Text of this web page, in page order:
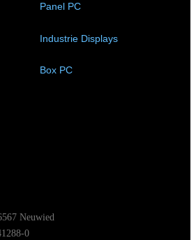
Panel PC
Industrie Displays
Box PC
Neuwied
0